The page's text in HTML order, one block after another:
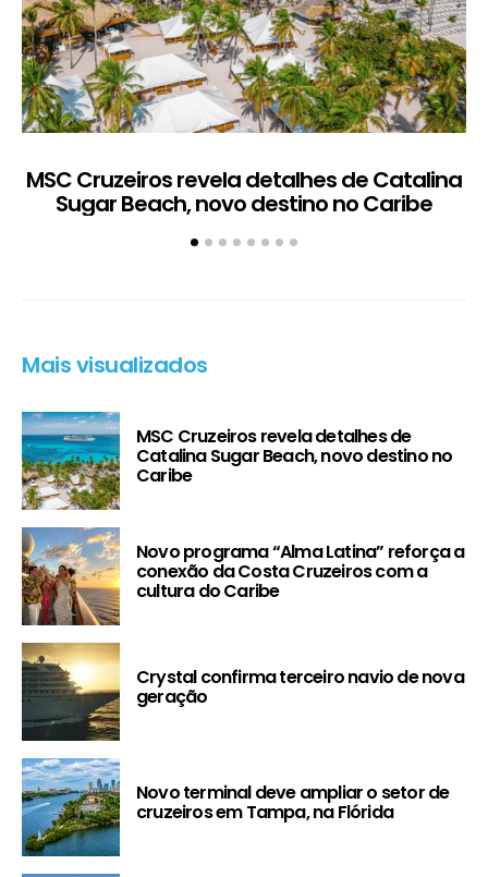
MSC Cruzeiros revela detalhes de Catalina
Sugar Beach, novo destino no Caribe
Mais visualizados
MSC Cruzeiros revela detalhes de
Catalina Sugar Beach, novo destino no
Caribe
Novo programa “Alma Latina” reforça a
conexão da Costa Cruzeiros com a
cultura do Caribe
Crystal confirma terceiro navio de nova
geração
Novo terminal deve ampliar o setor de
cruzeiros em Tampa, na Flórida